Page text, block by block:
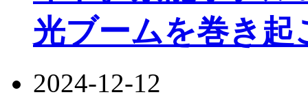
光ブームを巻き起
2024-12-12